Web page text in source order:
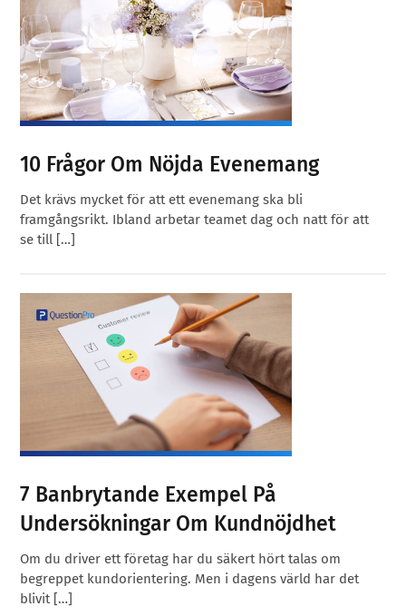
10 Frågor Om Nöjda Evenemang
Det krävs mycket för att ett evenemang ska bli
framgångsrikt. Ibland arbetar teamet dag och natt för att
se till […]
7 Banbrytande Exempel På
Undersökningar Om Kundnöjdhet
Om du driver ett företag har du säkert hört talas om
begreppet kundorientering. Men i dagens värld har det
blivit […]